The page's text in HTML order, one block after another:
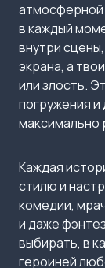
атмосферной
в каждый
внутри
экрана, а
или злость.
погружения
максимально
Каждая
стилю и
комедии,
и даже
выбирать, в
героиней